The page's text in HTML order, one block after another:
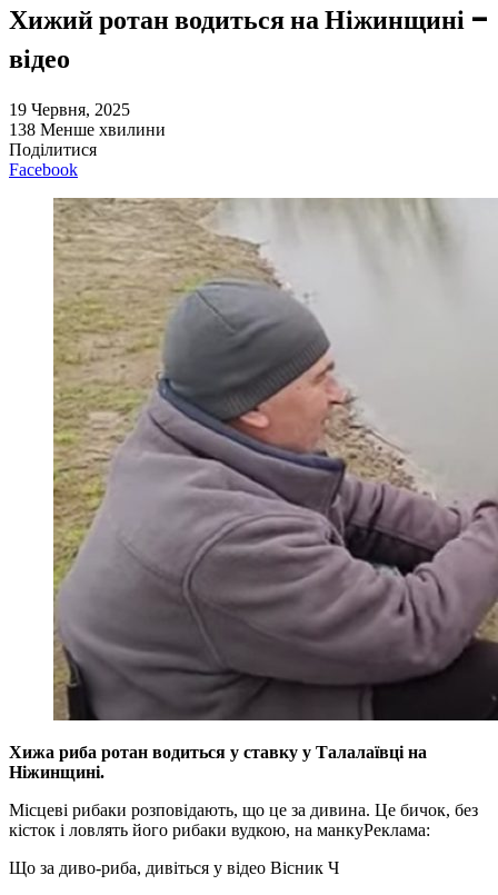
Хижий ротан водиться на Ніжинщині –
відео
19 Червня, 2025
138 Менше хвилини
Поділитися
Facebook
Хижа риба ротан водиться у ставку у Талалаївці на
Ніжинщині.
Місцеві рибаки розповідають, що це за дивина. Це бичок, без
кісток і ловлять його рибаки вудкою, на манкуРеклама:
Що за диво-риба, дивіться у відео Вісник Ч